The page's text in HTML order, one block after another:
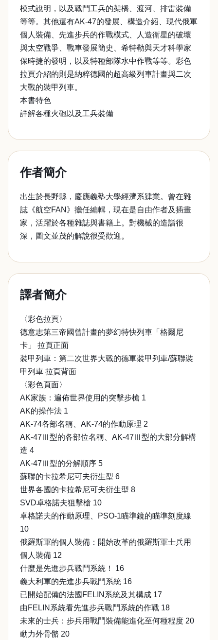
模式說明，以及戰鬥工兵的架橋、渡河、排雷裝備
等等。其他還有AK-47的發展、構造介紹、現代俄軍
個人裝備、先進步兵的作戰模式、人造衛星的破壞
與太空戰爭、戰車發展簡史、希特勒與天才科學家
保時捷的發明，以及特種部隊水中作戰等等。彩色
拉頁介紹的則是納粹德國的超高級列車計畫與二次
大戰的裝甲列車。
本書特色
詳解各種火砲以及工兵裝備
作者簡介
出生於長野縣，慶應義塾大學經濟系肄業。曾在雜
誌《航空FAN》擔任編輯，現在是自由作者及插畫
家，活躍於各種雜誌與書籍上。對機械的造詣很
深，圖文並茂的解說很受歡迎。
譯者簡介
〈彩色拉頁〉
德意志第三帝國曾計畫的夢幻特快列車「格爾尼
卡」 拉頁正面
裝甲列車：第二次世界大戰的德軍裝甲列車/蘇聯裝
甲列車 拉頁背面
〈彩色頁面〉
AK家族：遍佈世界使用的突擊步槍 1
AK的操作法 1
AK-74各部名稱、AK-74的作動原理 2
AK-47Ⅲ型的各部位名稱、AK-47Ⅲ型的大部分解構
造 4
AK-47Ⅲ型的分解順序 5
蘇聯的卡拉希尼可夫衍生型 6
世界各國的卡拉希尼可夫衍生型 8
SVD卓格諾夫狙擊槍 10
卓格諾夫的作動原理、PSO-1瞄準鏡的瞄準刻度線
10
俄羅斯軍的個人裝備：開始改革的俄羅斯軍士兵用
個人裝備 12
什麼是先進步兵戰鬥系統！ 16
義大利軍的先進步兵戰鬥系統 16
已開始配備的法國FELIN系統及其構成 17
由FELIN系統看先進步兵戰鬥系統的作戰 18
未來的士兵：步兵用戰鬥裝備能進化至何種程度 20
動力外骨骼 20